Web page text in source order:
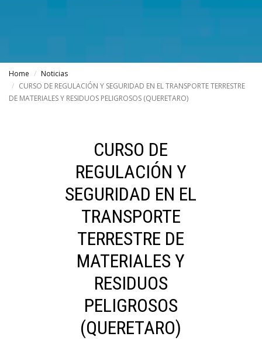
Home
Noticias
CURSO DE REGULACIÓN Y SEGURIDAD EN EL TRANSPORTE TERRESTRE
DE MATERIALES Y RESIDUOS PELIGROSOS (QUERETARO)
CURSO DE
REGULACIÓN Y
SEGURIDAD EN EL
TRANSPORTE
TERRESTRE DE
MATERIALES Y
RESIDUOS
PELIGROSOS
(QUERETARO)